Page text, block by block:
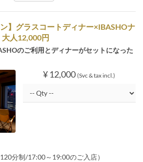
ン】グラスコートディナー×IBASHOナ
人12,000円
のご利用とディナーがセットになった
¥ 12,000 (Svc & tax incl.)
分制/17:00～19:00のご入店）